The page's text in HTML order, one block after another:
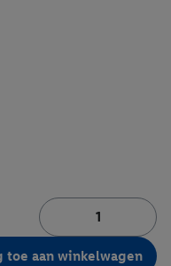
toe aan winkelwagen